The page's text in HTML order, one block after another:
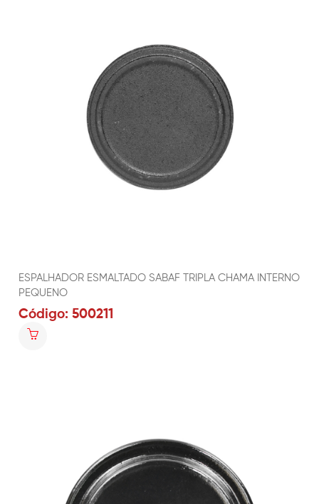
ESPALHADOR ESMALTADO SABAF TRIPLA CHAMA INTERNO
PEQUENO
Código: 500211